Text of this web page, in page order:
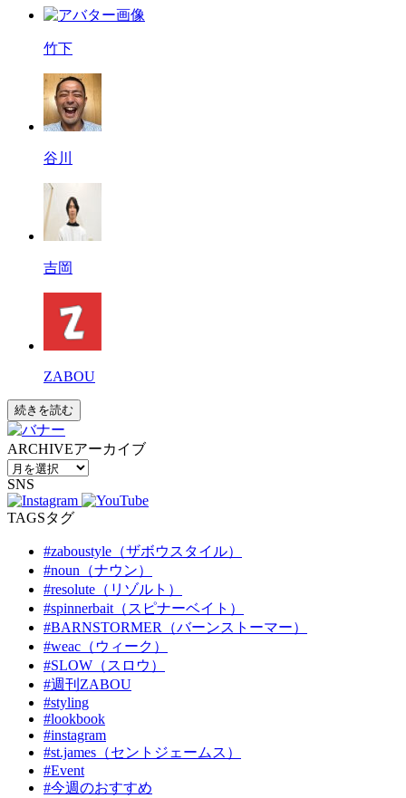
竹下
谷川
吉岡
ZABOU
続きを読む
ARCHIVEアーカイブ
SNS
TAGSタグ
#zaboustyle（ザボウスタイル）
#noun（ナウン）
#resolute（リゾルト）
#spinnerbait（スピナーベイト）
#BARNSTORMER（バーンストーマー）
#weac（ウィーク）
#SLOW（スロウ）
#週刊ZABOU
#styling
#lookbook
#instagram
#st.james（セントジェームス）
#Event
#今週のおすすめ